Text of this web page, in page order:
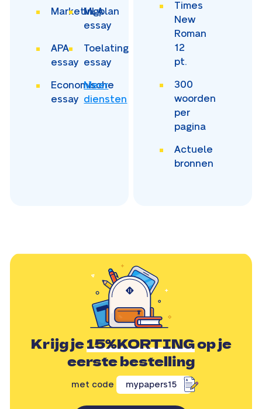
Marketingplan
MLA
essay
APA
essay
Toelating
essay
Economische
essay
Meer
diensten
Times
New
Roman
12
pt.
300
woorden
per
pagina
Actuele
bronnen
Krijg je15%KORTINGop je
eerste bestelling
met code mypapers15